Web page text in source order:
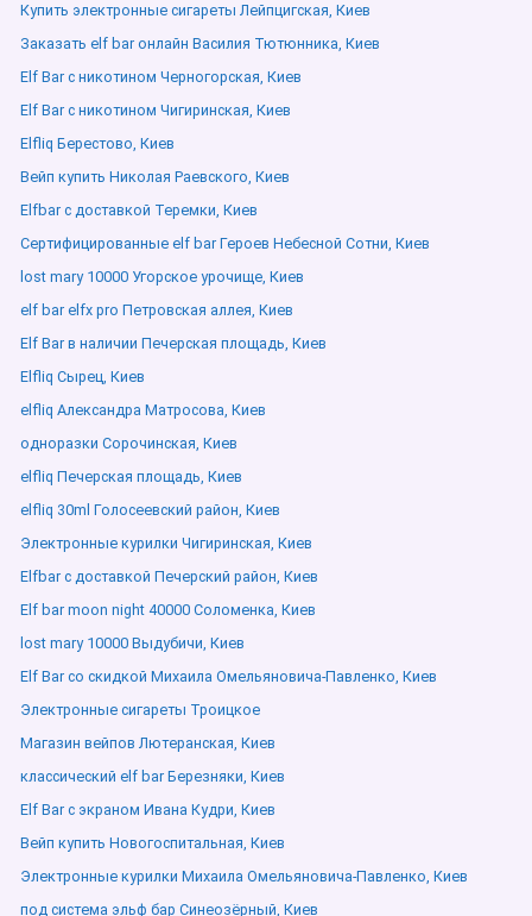
Купить электронные сигареты Лейпцигская, Киев
Заказать elf bar онлайн Василия Тютюнника, Киев
Elf Bar с никотином Черногорская, Киев
Elf Bar с никотином Чигиринская, Киев
Elfliq Берестово, Киев
Вейп купить Николая Раевского, Киев
Elfbar с доставкой Теремки, Киев
Сертифицированные elf bar Героев Небесной Сотни, Киев
lost mary 10000 Угорское урочище, Киев
elf bar elfx pro Петровская аллея, Киев
Elf Bar в наличии Печерская площадь, Киев
Elfliq Сырец, Киев
elfliq Александра Матросова, Киев
одноразки Сорочинская, Киев
elfliq Печерская площадь, Киев
elfliq 30ml Голосеевский район, Киев
Электронные курилки Чигиринская, Киев
Elfbar с доставкой Печерский район, Киев
Elf bar moon night 40000 Соломенка, Киев
lost mary 10000 Выдубичи, Киев
Elf Bar со скидкой Михаила Омельяновича-Павленко, Киев
Электронные сигареты Троицкое
Магазин вейпов Лютеранская, Киев
классический elf bar Березняки, Киев
Elf Bar с экраном Ивана Кудри, Киев
Вейп купить Новогоспитальная, Киев
Электронные курилки Михаила Омельяновича-Павленко, Киев
под система эльф бар Синеозёрный, Киев